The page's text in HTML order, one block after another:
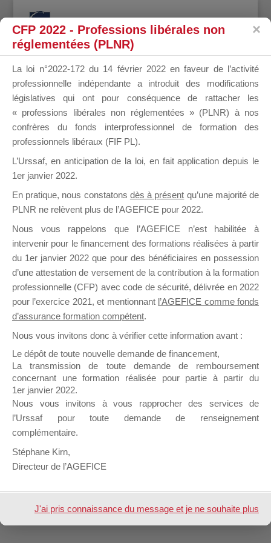
LECOUVEY
il y a un an
Profil Groupes 0 Forums
Inscription
Forum
Signature
lecouvey christophe
Nom &
Prénom
CFP 2022 - Professions libérales non
réglementées (PLNR)
La loi n°2022-172 du 14 février 2022 en faveur de l’activité
professionnelle indépendante a introduit des modifications
législatives qui ont pour conséquence de rattacher les
« professions libérales non réglementées » (PLNR) à nos
confrères du fonds interprofessionnel de formation des
professionnels libéraux (FIF PL).
L’Urssaf, en anticipation de la loi, en fait application depuis le
1er janvier 2022.
En pratique, nous constatons dès à présent qu’une majorité de
PLNR ne relèvent plus de l’AGEFICE pour 2022.
Nous vous rappelons que l’AGEFICE n’est habilitée à
intervenir pour le financement des formations réalisées à partir
du 1er janvier 2022 que pour des bénéficiaires en possession
d’une attestation de versement de la contribution à la formation
professionnelle (CFP) avec code de sécurité, délivrée en 2022
pour l’exercice 2021, et mentionnant l’AGEFICE comme fonds
d’assurance formation compétent.
Nous vous invitons donc à vérifier cette information avant :
Le dépôt de toute nouvelle demande de financement,
La transmission de toute demande de remboursement
concernant une formation réalisée pour partie à partir du
1er janvier 2022.
Nous vous invitons à vous rapprocher des services de
l’Urssaf pour toute demande de renseignement
complémentaire.
Stéphane Kirn,
Directeur de l’AGEFICE
J'ai pris connaissance du message et je ne souhaite plus